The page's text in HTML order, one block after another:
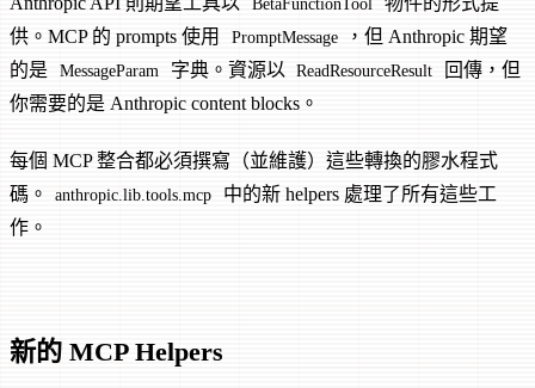
供。MCP 的 prompts 使用
PromptMessage
，但 Anthropic 期望
的是
MessageParam 字典。資源以 ReadResourceResult
回傳，但
你需要的是 Anthropic content blocks。
每個 MCP 整合都必須撰寫（並維護）這些轉換的膠水程式
碼。
anthropic.lib.tools.mcp
中的新 helpers 處理了所有這些工
作。
新的 MCP Helpers